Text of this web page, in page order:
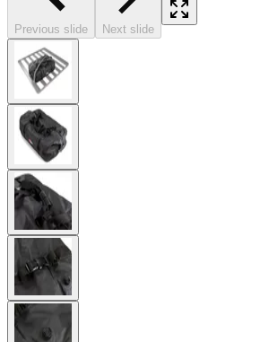
Previous slide Next slide